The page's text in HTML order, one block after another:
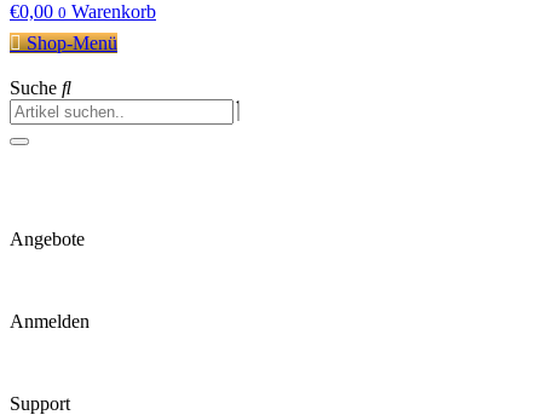
€0,00 0 Warenkorb
Shop-Menü
Suche
Angebote
Anmelden
Support